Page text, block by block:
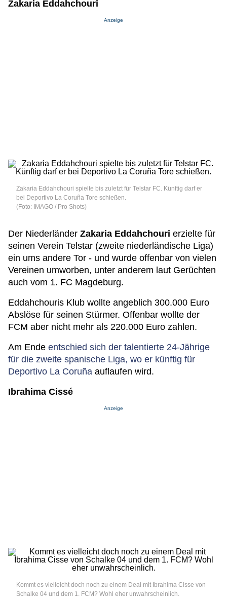
Zakaria Eddahchouri
Anzeige
Zakaria Eddahchouri spielte bis zuletzt für Telstar FC. Künftig darf er
bei Deportivo La Coruña Tore schießen.
(Foto: IMAGO / Pro Shots)
Der Niederländer Zakaria Eddahchouri erzielte für
seinen Verein Telstar (zweite niederländische Liga)
ein ums andere Tor - und wurde offenbar von vielen
Vereinen umworben, unter anderem laut Gerüchten
auch vom 1. FC Magdeburg.
Eddahchouris Klub wollte angeblich 300.000 Euro
Abslöse für seinen Stürmer. Offenbar wollte der
FCM aber nicht mehr als 220.000 Euro zahlen.
Am Ende entschied sich der talentierte 24-Jährige
für die zweite spanische Liga, wo er künftig für
Deportivo La Coruña auflaufen wird.
Ibrahima Cissé
Anzeige
Kommt es vielleicht doch noch zu einem Deal mit Ibrahima Cisse von
Schalke 04 und dem 1. FCM? Wohl eher unwahrscheinlich.